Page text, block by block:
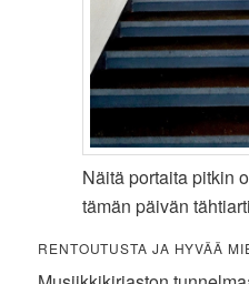
Näitä portaita pitkin
tämän päivän
RENTOUTUSTA JA HYVÄÄ